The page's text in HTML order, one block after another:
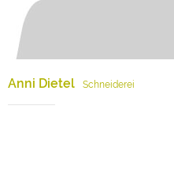
Anni Dietel Schneiderei